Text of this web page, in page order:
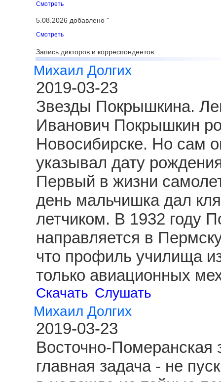
Смотреть
5.08.2026 добавлено ''
Смотреть
Запись дикторов и корреспондентов.
Михаил Долгих
2019-03-23
Звезды Покрышкина.
Иванович Покрышкин
Новосибирске. Но сам
указывал дату
Первый в жизни
день мальчишка дал
летчиком. В 1932 году
направляется в
что профиль училища
только авиационных
Скачать Слушать
Михаил Долгих
2019-03-23
Восточно-Померанская
главная задача - не